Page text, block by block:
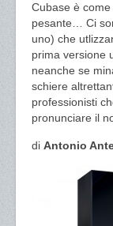
Cubase è come
pesante… Ci
uno) che
prima versione
neanche se
schiere
professionisti
pronunciare il
di Antonio